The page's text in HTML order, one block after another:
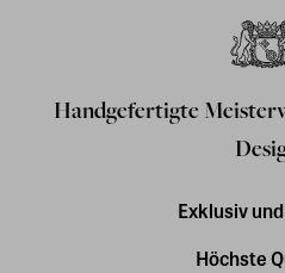
Handgefertigte
Exklusiv
Höchste